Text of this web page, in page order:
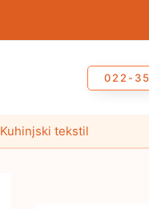
022-
Kuhinjski tekstil